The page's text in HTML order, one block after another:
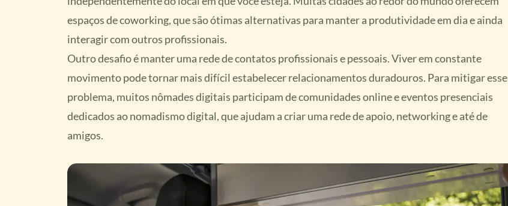
espaços de coworking, que são ótimas alternativas para manter a produtividade em dia e ainda
interagir com outros profissionais.
Outro desafio é manter uma rede de contatos profissionais e pessoais. Viver em constante
movimento pode tornar mais difícil estabelecer relacionamentos duradouros. Para mitigar esse
problema, muitos nômades digitais participam de comunidades online e eventos presenciais
dedicados ao nomadismo digital, que ajudam a criar uma rede de apoio, networking e até de
amigos.